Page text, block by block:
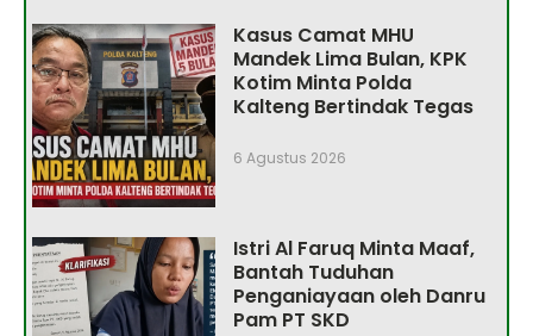
Kasus Camat MHU
Mandek Lima Bulan, KPK
Kotim Minta Polda
Kalteng Bertindak Tegas
6 Agustus 2026
Istri Al Faruq Minta Maaf,
Bantah Tuduhan
Penganiayaan oleh Danru
Pam PT SKD